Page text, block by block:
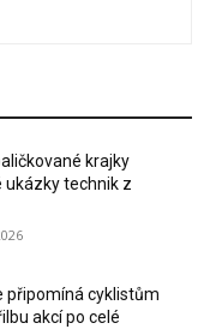
krajky
ukázky technik z
připomíná cyklistům
akcí po celé